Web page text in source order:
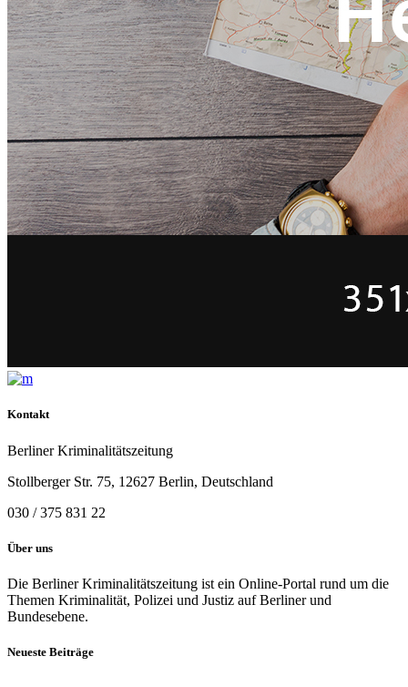
Kontakt
Berliner Kriminalitätszeitung
Stollberger Str. 75, 12627 Berlin, Deutschland
030 / 375 831 22
Über uns
Die Berliner Kriminalitätszeitung ist ein Online-Portal rund um die
Themen Kriminalität, Polizei und Justiz auf Berliner und
Bundesebene.
Neueste Beiträge